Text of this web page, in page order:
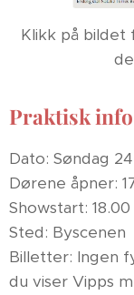
Klikk på bildet
Praktisk info
Dato: Søndag
Dørene åpner:
Showstart: 18.00
Sted: Byscenen
Billetter: Ingen
du viser Vipps